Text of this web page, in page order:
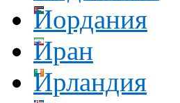
Иордания
Иран
Ирландия